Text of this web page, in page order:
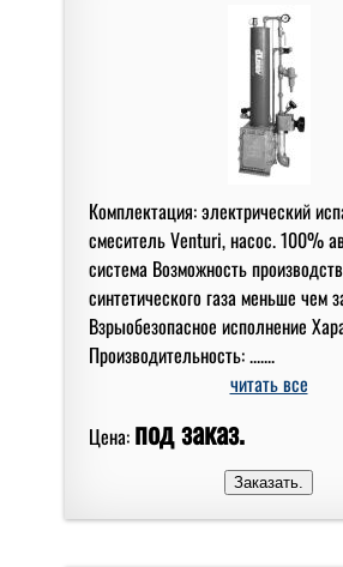
Комплектация: электрический
смеситель Venturi, насос. 100%
система Возможность
синтетического газа меньше чем
Взрыобезопасное исполнение
Производительность: .......
читать все
Цена: под заказ.